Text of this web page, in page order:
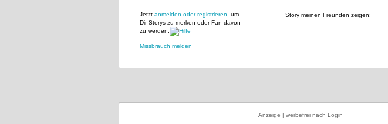
Story meinen Freunden zeigen:
Jetzt anmelden oder registrieren , um
Dir Storys zu merken oder Fan davon
zu werden.
Missbrauch melden
Anzeige | werbefrei nach Login